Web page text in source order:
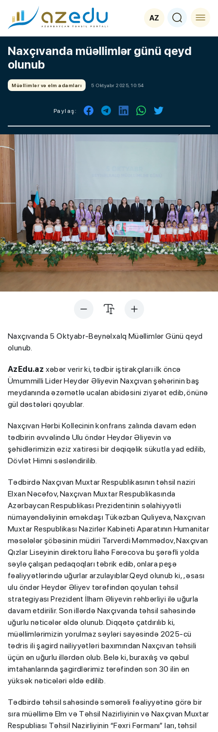
AZ
Naxçıvanda müəllimlər günü qeyd
olunub
Müəllimlər və elm adamları 5 Oktyabr 2025, 10:54
Paylaş:
Naxçıvanda 5 Oktyabr-Beynəlxalq Müəllimlər Günü qeyd
olunub.
AzEdu.az xəbər verir ki, tədbir iştirakçıları ilk öncə
Ümummilli Lider Heydər Əliyevin Naxçıvan şəhərinin baş
meydanında əzəmətlə ucalan abidəsini ziyarət edib, önünə
gül dəstələri qoyublar.
Naxçıvan Hərbi Kollecinin konfrans zalında davam edən
tədbirin əvvəlində Ulu öndər Heydər Əliyevin və
şəhidlərimizin əziz xatirəsi bir dəqiqəlik sükutla yad edilib,
Dövlət Himni səsləndirilib.
Tədbirdə Naxçıvan Muxtar Respublikasının təhsil naziri
Elxan Nəcəfov, Naxçıvan Muxtar Respublikasında
Azərbaycan Respublikası Prezidentinin səlahiyyətli
nümayəndəliyinin əməkdaşı Tükəzban Quliyeva, Naxçıvan
Muxtar Respublikası Nazirlər Kabineti Aparatının Humanitar
məsələlər şöbəsinin müdiri Tarverdi Məmmədov, Naxçıvan
Qızlar Liseyinin direktoru İlahə Fərəcova bu şərəfli yolda
səylə çalışan pedaqoqları təbrik edib, onlara peşə
fəaliyyətlərində uğurlar arzulayıblar.Qeyd olunub ki, , əsası
ulu öndər Heydər Əliyev tərəfindən qoyulan təhsil
strategiyası Prezident İlham Əliyevin rəhbərliyi ilə uğurla
davam etdirilir. Son illərdə Naxçıvanda təhsil sahəsində
uğurlu nəticələr əldə olunub. Diqqətə çatdırılıb ki,
müəllimlərimizin yorulmaz səyləri sayəsində 2025-cü
tədris ili şagird nailiyyətləri baxımından Naxçıvan təhsili
üçün ən uğurlu illərdən olub. Belə ki, buraxılış və qəbul
imtahanlarında şagirdlərimiz tərəfindən son 30 ilin ən
yüksək nəticələri əldə edilib.
Tədbirdə təhsil sahəsində səmərəli fəaliyyətinə görə bir
sıra müəllimə Elm və Təhsil Nazirliyinin və Naxçıvan Muxtar
Respubliası Təhsil Nazirliyinin “Fəxri Fərmanı” ları, təhsil